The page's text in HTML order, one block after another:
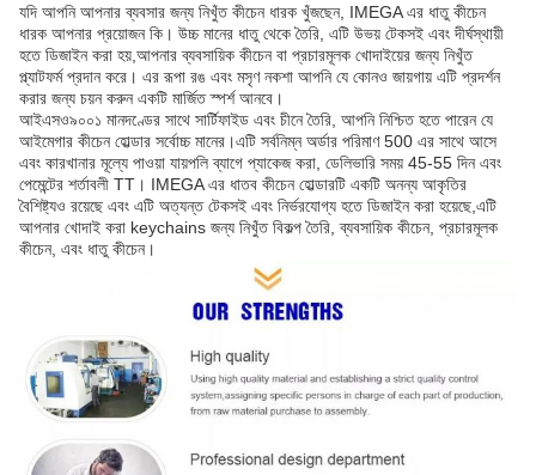
যদি আপনি আপনার ব্যবসার জন্য নিখুঁত কীচেন ধারক খুঁজছেন, IMEGA এর ধাতু কীচেন
ধারক আপনার প্রয়োজন কি। উচ্চ মানের ধাতু থেকে তৈরি, এটি উভয় টেকসই এবং দীর্ঘস্থায়ী
হতে ডিজাইন করা হয়,আপনার ব্যবসায়িক কীচেন বা প্রচারমূলক খোদাইয়ের জন্য নিখুঁত
প্ল্যাটফর্ম প্রদান করে। এর রূপা রঙ এবং মসৃণ নকশা আপনি যে কোনও জায়গায় এটি প্রদর্শন
করার জন্য চয়ন করুন একটি মার্জিত স্পর্শ আনবে।
আইএসও৯০০১ মানদণ্ডের সাথে সার্টিফাইড এবং চীনে তৈরি, আপনি নিশ্চিত হতে পারেন যে
আইমেগার কীচেন হোল্ডার সর্বোচ্চ মানের।এটি সর্বনিম্ন অর্ডার পরিমাণ 500 এর সাথে আসে
এবং কারখানার মূল্যে পাওয়া যায়পলি ব্যাগে প্যাকেজ করা, ডেলিভারি সময় 45-55 দিন এবং
পেমেন্টের শর্তাবলী TT। IMEGA এর ধাতব কীচেন হোল্ডারটি একটি অনন্য আকৃতির
বৈশিষ্ট্যও রয়েছে এবং এটি অত্যন্ত টেকসই এবং নির্ভরযোগ্য হতে ডিজাইন করা হয়েছে,এটি
আপনার খোদাই করা keychains জন্য নিখুঁত বিকল্প তৈরি, ব্যবসায়িক কীচেন, প্রচারমূলক
কীচেন, এবং ধাতু কীচেন।